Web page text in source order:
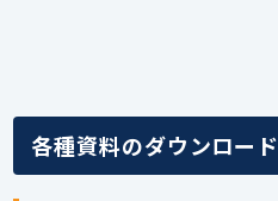
各種資料のダウンロード